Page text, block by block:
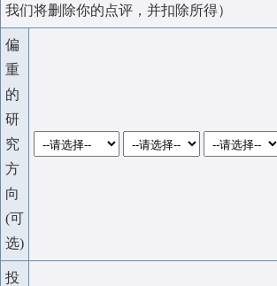
我们将删除你的点评，并扣除所得）
偏
重
的
研
究
方
向
(可
选)
投